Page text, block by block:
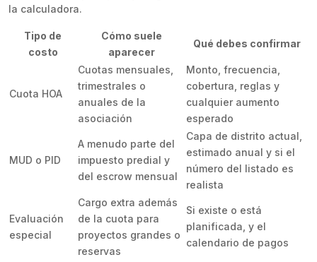
la calculadora.
Tipo de
costo
Cómo suele
aparecer
Qué debes confirmar
Cuota HOA
Cuotas mensuales,
trimestrales o
anuales de la
asociación
Monto, frecuencia,
cobertura, reglas y
cualquier aumento
esperado
MUD o PID
A menudo parte del
impuesto predial y
del escrow mensual
Capa de distrito actual,
estimado anual y si el
número del listado es
realista
Evaluación
especial
Cargo extra además
de la cuota para
proyectos grandes o
reservas
Si existe o está
planificada, y el
calendario de pagos